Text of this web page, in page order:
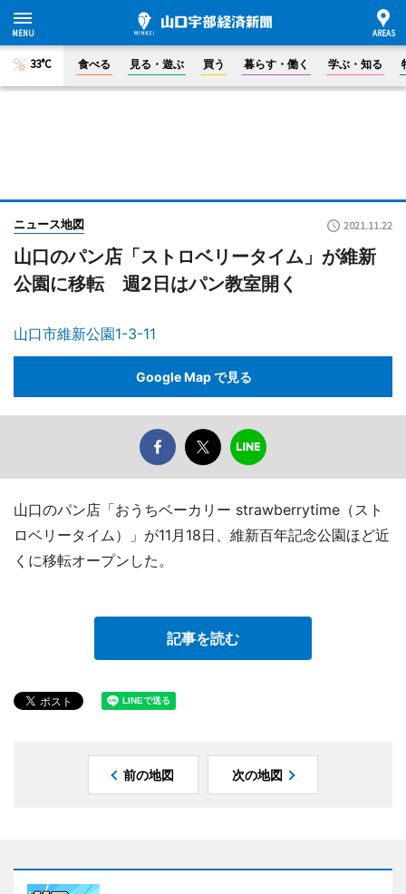
33°C 食べる 見る・遊ぶ 買う 暮らす・働く 学ぶ・知る
ニュース地図 2021.11.22
山口のパン店「ストロベリータイム」が維新
公園に移転 週2日はパン教室開く
山口市維新公園1-3-11
Google Map で見る
山口のパン店「おうちベーカリー strawberrytime（スト
ロベリータイム）」が11月18日、維新百年記念公園ほど近
くに移転オープンした。
記事を読む
前の地図 次の地図